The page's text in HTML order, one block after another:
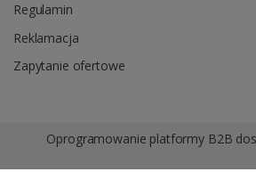
Regulamin
Reklamacja
Zapytanie ofertowe
Oprogramowanie platformy B2B